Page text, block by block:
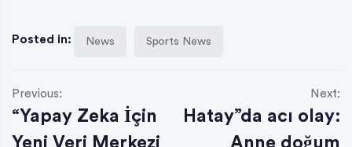
Posted in: News Sports News
Previous:
“Yapay Zeka İçin
Yeni Veri Merkezi
Next:
Hatay”da acı olay:
Anne doğum